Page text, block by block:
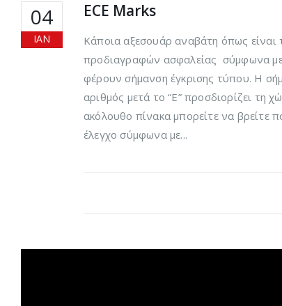
04
ΙΑΝ
ECE Marks
Κάποια αξεσουάρ αναβάτη όπως
προδιαγραφών ασφαλείας σύμφωνα με
φέρουν σήμανση έγκρισης τύπου. Η
αριθμός μετά το “E” προσδιορίζει τη
ακόλουθο πίνακα μπορείτε να βρείτε
έλεγχο σύμφωνα με...